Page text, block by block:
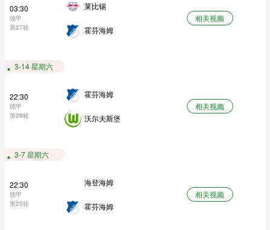
03:30
德甲
第27轮
莱比锡
霍芬海姆
相关视频
3-14 星期六
22:30
德甲
第26轮
霍芬海姆
沃尔夫斯堡
相关视频
3-7 星期六
22:30
德甲
第25轮
海登海姆
霍芬海姆
相关视频